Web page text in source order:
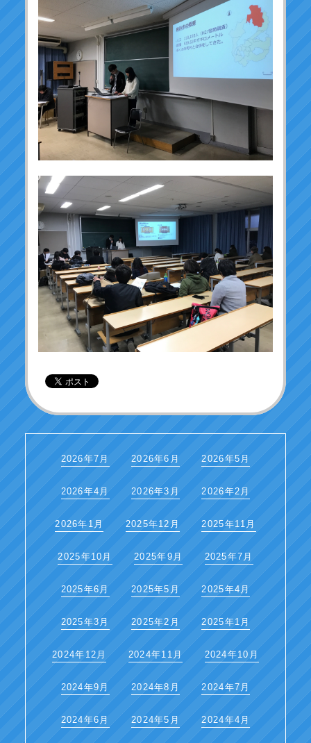
2026年7月 2026年6月 2026年5月
2026年4月 2026年3月 2026年2月
2026年1月 2025年12月 2025年11月
2025年10月 2025年9月 2025年7月
2025年6月 2025年5月 2025年4月
2025年3月 2025年2月 2025年1月
2024年12月 2024年11月 2024年10月
2024年9月 2024年8月 2024年7月
2024年6月 2024年5月 2024年4月